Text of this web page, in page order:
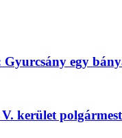
egy
kerület